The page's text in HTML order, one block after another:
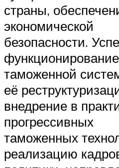
страны,
экономической
безопасности.
функционирование
таможенной
её
внедрение в
прогрессивных
таможенных
реализацию